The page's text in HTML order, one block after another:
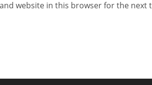
website in this browser for the next